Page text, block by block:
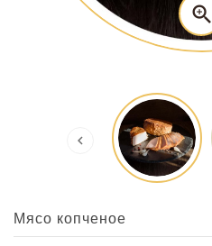


Мясо копченое